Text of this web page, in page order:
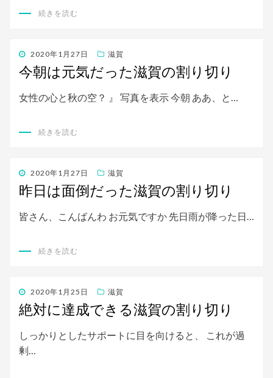
続きを読む
投
稿
日:
2020年1月27日 滋賀
今朝は元気だった滋賀の割り切り
女性の心と秋の空？ 』 写真を表示 今朝 ああ、と…
続きを読む
投
稿
日:
2020年1月27日 滋賀
昨日は面倒だった滋賀の割り切り
皆さん、こんばんわ お元気ですか 先日雨が降った日…
続きを読む
投
稿
日:
2020年1月25日 滋賀
絶対に達成できる滋賀の割り切り
しっかりとしたサポートに目を向けると、 これが過
剰…